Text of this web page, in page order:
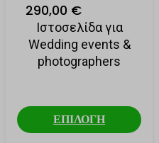
290,00 €
Ιστοσελίδα για
Wedding events &
photographers
ΕΠΙΛΟΓΗ